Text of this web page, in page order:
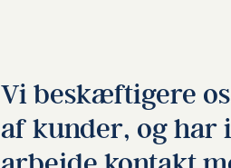
Vi beskæftigere
af kunder, og har